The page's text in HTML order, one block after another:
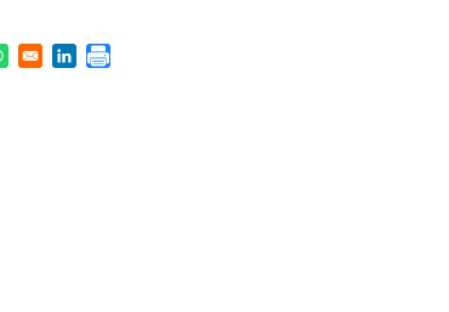
a new window
in a new window
in a new window
Opens in a new window